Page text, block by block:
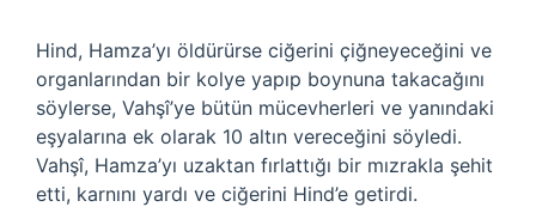
Hind, Hamza’yı öldürürse ciğerini çiğneyeceğini ve
organlarından bir kolye yapıp boynuna takacağını
söylerse, Vahşî’ye bütün mücevherleri ve yanındaki
eşyalarına ek olarak 10 altın vereceğini söyledi.
Vahşî, Hamza’yı uzaktan fırlattığı bir mızrakla şehit
etti, karnını yardı ve ciğerini Hind’e getirdi.